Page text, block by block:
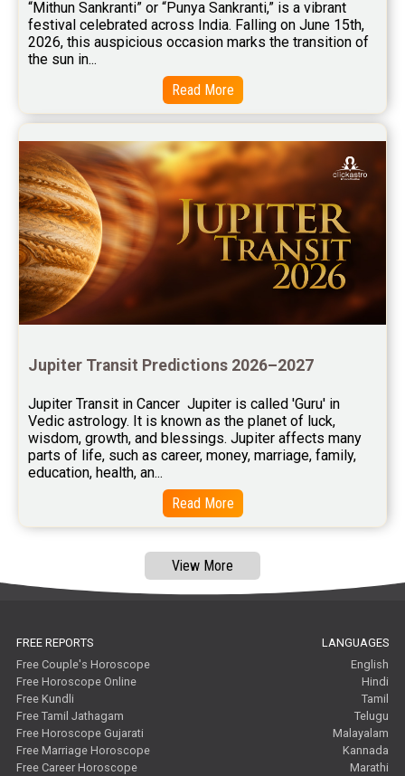
Free Star Horoscope Reviews
Baby Names Reviews
Free Chinese Horoscope Reviews
Free Feng Shui Reviews
Free Panchanga Predictions Reviews
Astrology Consultancy Reviews
Free Janam Kundali Reviews
Free Astrology Reviews
“Mithun Sankranti” or “Punya Sankranti,” is a vibrant
festival celebrated across India. Falling on June 15th,
2026, this auspicious occasion marks the transition of
the sun in...
Read More
Jupiter Transit Predictions 2026–2027
Jupiter Transit in Cancer  Jupiter is called 'Guru' in
Vedic astrology. It is known as the planet of luck,
wisdom, growth, and blessings. Jupiter affects many
parts of life, such as career, money, marriage, family,
education, health, an...
Read More
View More
FREE REPORTS
Free Couple's Horoscope
Free Horoscope Online
Free Kundli
Free Tamil Jathagam
Free Horoscope Gujarati
Free Marriage Horoscope
Free Career Horoscope
LANGUAGES
English
Hindi
Tamil
Telugu
Malayalam
Kannada
Marathi